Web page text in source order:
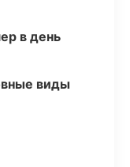
в день
виды